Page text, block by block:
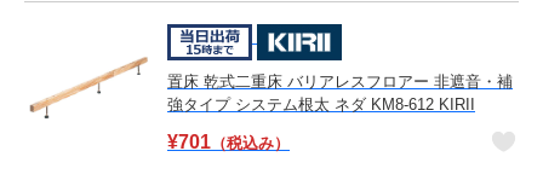
置床 乾式二重床 バリアレスフロアー 非遮音・補
強タイプ システム根太 ネダ KM8-612 KIRII
¥701 （税込み）